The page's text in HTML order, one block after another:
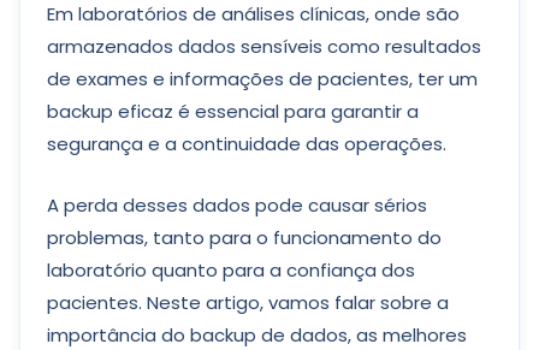
Em laboratórios de análises clínicas, onde são
armazenados dados sensíveis como resultados
de exames e informações de pacientes, ter um
backup eficaz é essencial para garantir a
segurança e a continuidade das operações.
A perda desses dados pode causar sérios
problemas, tanto para o funcionamento do
laboratório quanto para a confiança dos
pacientes. Neste artigo, vamos falar sobre a
importância do backup de dados, as melhores